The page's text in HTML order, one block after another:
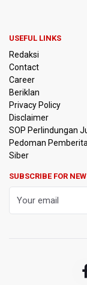
Penjelasan
Terkait Temuan
Ada Ekskul
KPK Terima
Adriansyah
Kementerian
Jalan Tol Trans-
BRIN
Desalinasi Air
KPK Minta
hingga Rp26
USEFUL LINKS
Redaksi
Contact
Career
Beriklan
Privacy Policy
Disclaimer
SOP Perlindungan
Pedoman
Siber
SUBSCRIBE FOR